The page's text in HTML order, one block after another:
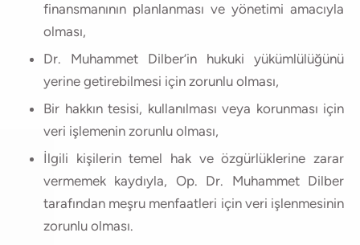
finansmanının planlanması ve yönetimi amacıyla
olması,
Dr. Muhammet Dilber’in hukuki yükümlülüğünü
yerine getirebilmesi için zorunlu olması,
Bir hakkın tesisi, kullanılması veya korunması için
veri işlemenin zorunlu olması,
İlgili kişilerin temel hak ve özgürlüklerine zarar
vermemek kaydıyla, Op. Dr. Muhammet Dilber
tarafından meşru menfaatleri için veri işlenmesinin
zorunlu olması.